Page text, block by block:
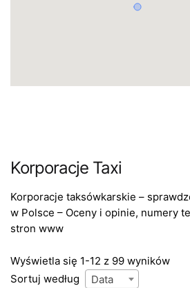
Korporacje Taxi
Korporacje taksówkarskie –
w Polsce – Oceny i opinie, numery
stron www
Wyświetla się 1-12 z 99 wyników
Sortuj według
Data